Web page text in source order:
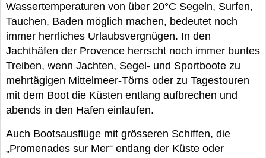
Wassertemperaturen von über 20°C Segeln, Surfen,
Tauchen, Baden möglich machen, bedeutet noch
immer herrliches Urlaubsvergnügen. In den
Jachthäfen der Provence herrscht noch immer buntes
Treiben, wenn Jachten, Segel- und Sportboote zu
mehrtägigen Mittelmeer-Törns oder zu Tagestouren
mit dem Boot die Küsten entlang aufbrechen und
abends in den Hafen einlaufen.
Auch Bootsausflüge mit grösseren Schiffen, die
„Promenades sur Mer“ entlang der Küste oder